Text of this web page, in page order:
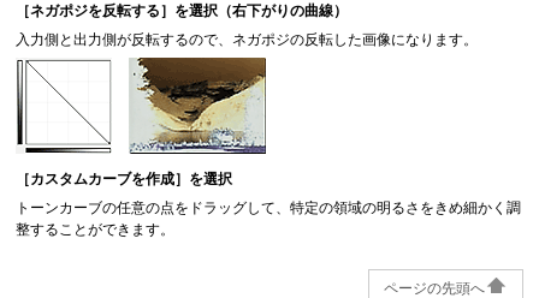
［ネガポジを反転する］を選択（右下がりの曲線）
入力側と出力側が反転するので、ネガポジの反転した画像になります。
［カスタムカーブを作成］を選択
トーンカーブの任意の点をドラッグして、特定の領域の明るさをきめ細かく調
整することができます。
ページの先頭へ